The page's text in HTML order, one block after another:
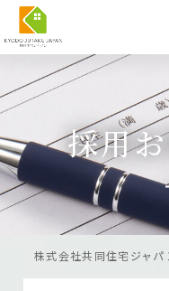
採用
株式会社共同住宅ジャパ